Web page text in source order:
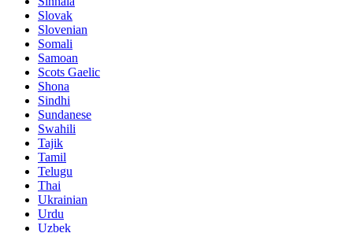
Slovak
Slovenian
Somali
Samoan
Scots Gaelic
Shona
Sindhi
Sundanese
Swahili
Tajik
Tamil
Telugu
Thai
Ukrainian
Urdu
Uzbek